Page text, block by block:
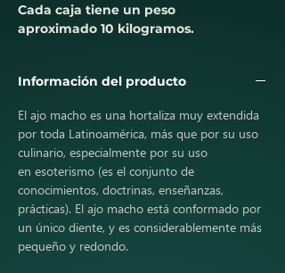
Cada caja tiene un peso
aproximado 10 kilogramos.
Información del producto
El ajo macho es una hortaliza muy extendida
por toda Latinoamérica, más que por su uso
culinario, especialmente por su uso
en esoterismo (es el conjunto de
conocimientos, doctrinas, enseñanzas,
prácticas). El ajo macho está conformado por
un único diente, y es considerablemente más
pequeño y redondo.